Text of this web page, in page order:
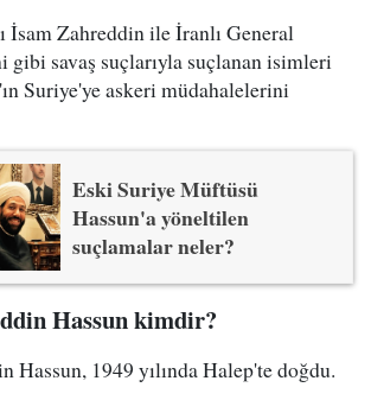
İsam Zahreddin ile İranlı General
gibi savaş suçlarıyla suçlanan isimleri
Suriye'ye askeri müdahalelerini
Eski Suriye Müftüsü
Hassun'a yöneltilen
suçlamalar neler?
Hassun kimdir?
Hassun, 1949 yılında Halep'te doğdu.